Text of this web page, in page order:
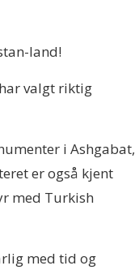
land!
valgt riktig
i Ashgabat,
er også kjent
med Turkish
med tid og